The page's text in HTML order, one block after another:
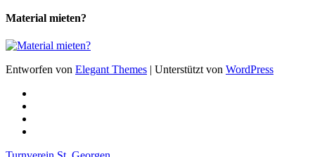
Material mieten?
Entworfen von Elegant Themes | Unterstützt von WordPress